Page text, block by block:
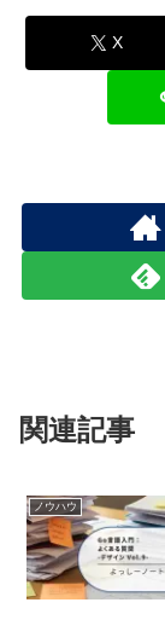
X
関連記事
ノウハウ